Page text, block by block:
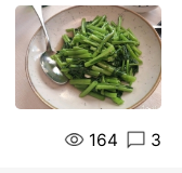
164 3